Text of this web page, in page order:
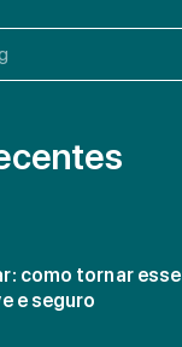
como tornar esse
e seguro